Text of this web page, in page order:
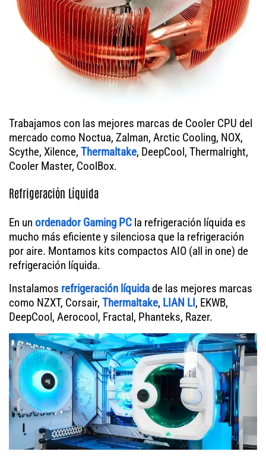
Trabajamos con las mejores marcas de Cooler CPU del
mercado como Noctua, Zalman, Arctic Cooling, NOX,
Scythe, Xilence, Thermaltake, DeepCool, Thermalright,
Cooler Master, CoolBox.
Refrigeración Líquida
En un ordenador Gaming PC la refrigeración líquida es
mucho más eficiente y silenciosa que la refrigeración
por aire. Montamos kits compactos AIO (all in one) de
refrigeración líquida.
Instalamos refrigeración líquidade las mejores marcas
como NZXT, Corsair, Thermaltake, LIAN LI, EKWB,
DeepCool, Aerocool, Fractal, Phanteks, Razer.